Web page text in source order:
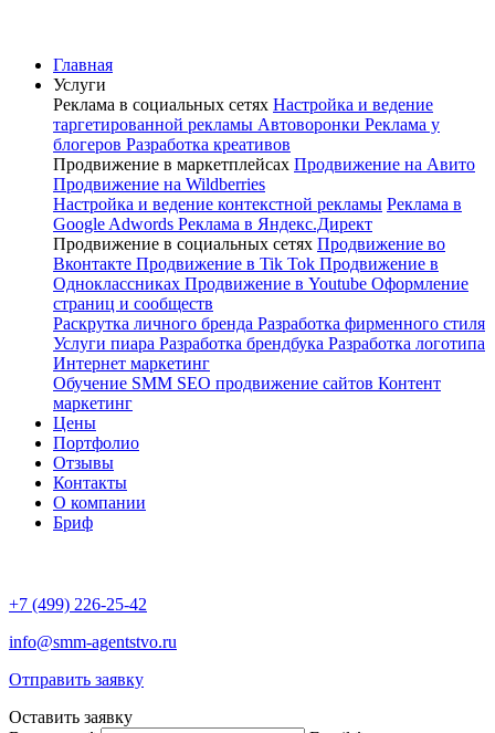
Главная
Услуги
Реклама в социальных сетях Настройка и ведение
таргетированной рекламы Автоворонки Реклама у
блогеров Разработка креативов
Продвижение в маркетплейсах Продвижение на Авито
Продвижение на Wildberries
Настройка и ведение контекстной рекламы Реклама в
Google Adwords Реклама в Яндекс.Директ
Продвижение в социальных сетях Продвижение во
Вконтакте Продвижение в Tik Tok Продвижение в
Одноклассниках Продвижение в Youtube Оформление
страниц и сообществ
Раскрутка личного бренда Разработка фирменного стиля
Услуги пиара Разработка брендбука Разработка логотипа
Интернет маркетинг
Обучение SMM SEO продвижение сайтов Контент
маркетинг
Цены
Портфолио
Отзывы
Контакты
О компании
Бриф
+7 (499) 226-25-42
info@smm-agentstvo.ru
Отправить заявку
Оставить заявку